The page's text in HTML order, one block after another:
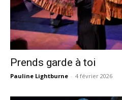
Prends garde à toi
Pauline Lightburne - 4 février 2026